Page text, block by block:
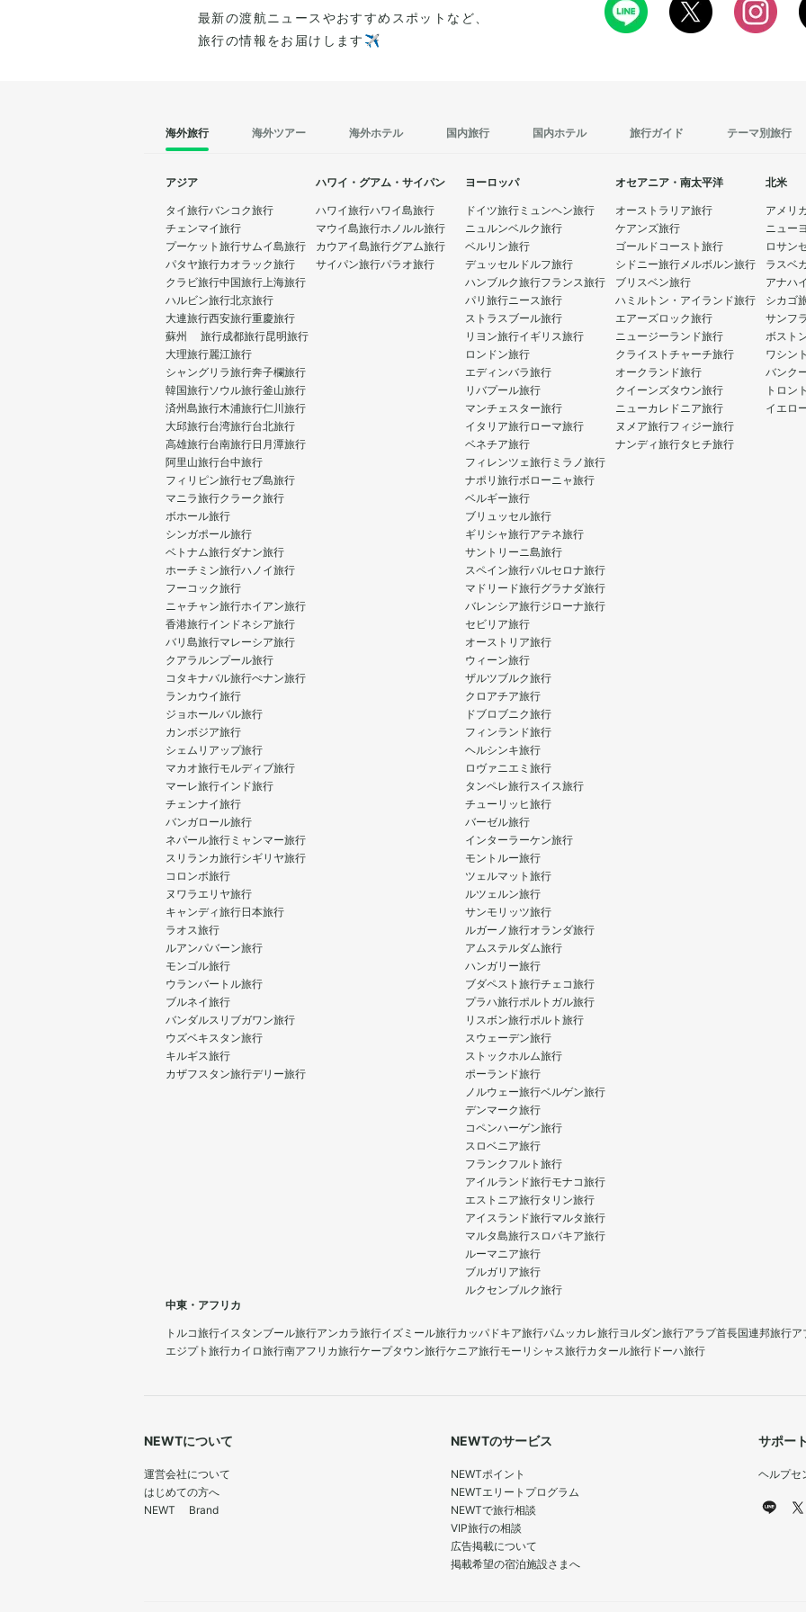
最新の渡航ニュースやおすすめスポットなど、
旅行の情報をお届けします✈️
海外旅行 海外ツアー 海外ホテル 国内旅行 国内ホテル 旅行ガイド テーマ別旅行
アジア
タイ旅行バンコク旅行
チェンマイ旅行
プーケット旅行サムイ島旅行
パタヤ旅行カオラック旅行
クラビ旅行中国旅行上海旅行
ハルビン旅行北京旅行
大連旅行西安旅行重慶旅行
蘇州 旅行成都旅行昆明旅行
大理旅行麗江旅行
シャングリラ旅行奔子欄旅行
韓国旅行ソウル旅行釜山旅行
済州島旅行木浦旅行仁川旅行
大邱旅行台湾旅行台北旅行
高雄旅行台南旅行日月潭旅行
阿里山旅行台中旅行
フィリピン旅行セブ島旅行
マニラ旅行クラーク旅行
ボホール旅行
シンガポール旅行
ベトナム旅行ダナン旅行
ホーチミン旅行ハノイ旅行
フーコック旅行
ニャチャン旅行ホイアン旅行
香港旅行インドネシア旅行
バリ島旅行マレーシア旅行
クアラルンプール旅行
コタキナバル旅行ぺナン旅行
ランカウイ旅行
ジョホールバル旅行
カンボジア旅行
シェムリアップ旅行
マカオ旅行モルディブ旅行
マーレ旅行インド旅行
チェンナイ旅行
バンガロール旅行
ネパール旅行 ミャンマー旅行
スリランカ旅行シギリヤ旅行
コロンボ旅行
ヌワラエリヤ旅行
キャンディ旅行日本旅行
ラオス旅行
ルアンパバーン旅行
モンゴル旅行
ウランバートル旅行
ブルネイ旅行
バンダルスリブガワン旅行
ウズベキスタン旅行
キルギス旅行
カザフスタン旅行デリー旅行
ハワイ・グアム・サイパン
ハワイ旅行ハワイ島旅行
マウイ島旅行ホノルル旅行
カウアイ島旅行グアム旅行
サイパン旅行パラオ旅行
ヨーロッパ
ドイツ旅行 ミュンヘン旅行
ニュルンベルク旅行
ベルリン旅行
デュッセルドルフ旅行
ハンブルク旅行フランス旅行
パリ旅行ニース旅行
ストラスブール旅行
リヨン旅行イギリス旅行
ロンドン旅行
エディンバラ旅行
リバプール旅行
マンチェスター旅行
イタリア旅行ローマ旅行
ベネチア旅行
フィレンツェ旅行 ミラノ旅行
ナポリ旅行ボローニャ旅行
ベルギー旅行
ブリュッセル旅行
ギリシャ旅行アテネ旅行
サントリーニ島旅行
スペイン旅行バルセロナ旅行
マドリード旅行グラナダ旅行
バレンシア旅行ジローナ旅行
セビリア旅行
オーストリア旅行
ウィーン旅行
ザルツブルク旅行
クロアチア旅行
ドブロブニク旅行
フィンランド旅行
ヘルシンキ旅行
ロヴァニエミ旅行
タンペレ旅行スイス旅行
チューリッヒ旅行
バーゼル旅行
インターラーケン旅行
モントルー旅行
ツェルマット旅行
ルツェルン旅行
サンモリッツ旅行
ルガーノ旅行オランダ旅行
アムステルダム旅行
ハンガリー旅行
ブダペスト旅行チェコ旅行
プラハ旅行ポルトガル旅行
リスボン旅行ポルト旅行
スウェーデン旅行
ストックホルム旅行
ポーランド旅行
ノルウェー旅行ベルゲン旅行
デンマーク旅行
コペンハーゲン旅行
スロベニア旅行
フランクフルト旅行
アイルランド旅行モナコ旅行
エストニア旅行タリン旅行
アイスランド旅行マルタ旅行
マルタ島旅行スロバキア旅行
ルーマニア旅行
ブルガリア旅行
ルクセンブルク旅行
オセアニア・南太平洋
オーストラリア旅行
ケアンズ旅行
ゴールドコースト旅行
シドニー旅行メルボルン旅行
ブリスベン旅行
ハミルトン・アイランド旅行
エアーズロック旅行
ニュージーランド旅行
クライストチャーチ旅行
オークランド旅行
クイーンズタウン旅行
ニューカレドニア旅行
ヌメア旅行フィジー旅行
ナンディ旅行タヒチ旅行
北米
アメリ
ニュー
ロサン
ラスベ
アナハ
シカゴ
サンフ
ボスト
ワシン
バンク
トロン
イエロ
中東・アフリカ
トルコ旅行イスタンブール旅行アンカラ旅行イズミール旅行カッパドキア旅行パムッカレ旅行ヨルダン旅行アラブ首長国連邦旅行ア
エジプト旅行カイロ旅行南アフリカ旅行ケープタウン旅行ケニア旅行モーリシャス旅行カタール旅行 ドーハ旅行
NEWTについて
運営会社について
はじめての方へ
NEWT Brand
NEWTのサービス
NEWTポイント
NEWTエリートプログラム
NEWTで旅行相談
VIP旅行の相談
広告掲載について
掲載希望の宿泊施設さまへ
サポー
ヘルプセ